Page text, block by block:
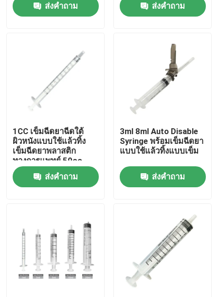
บ้าน
เกี่ยวกับเรา
ทัวร์โรงงาน
ควบคุมคุณภาพ
ติดต่อเรา
ยางซิลิโคนทางการแพทย์
จุกยางทางการแพทย์
ส่งคำถาม
ส่งคำถาม
1CC เข็มฉีดยาฉีดใต้
ผิวหนังแบบใช้แล้วทิ้ง
เข็มฉีดยาพลาสติก
ทางการแพทย์ 50cc
ส่งคำถาม
3ml 8ml Auto Disable
Syringe พร้อมเข็มฉีดยา
แบบใช้แล้วทิ้งแบบเข็ม
ส่งคำถาม